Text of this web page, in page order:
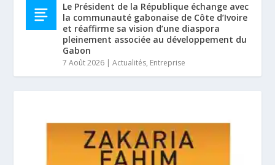
Le Président de la République échange avec
la communauté gabonaise de Côte d’Ivoire
et réaffirme sa vision d’une diaspora
pleinement associée au développement du
Gabon
7 Août 2026 |Actualités, Entreprise